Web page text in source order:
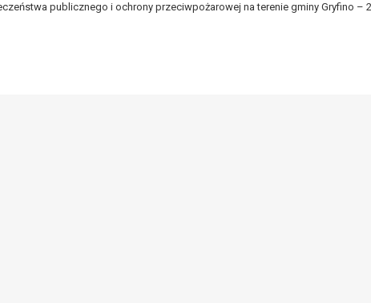
publicznego i ochrony przeciwpożarowej na terenie gminy Gryfino –